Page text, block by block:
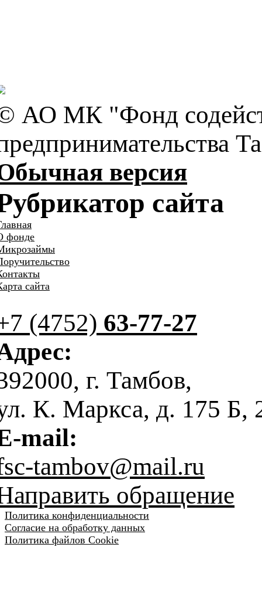
АО МК "Фонд
версия
сайта
фонде
сайта
(4752) 63-77-27
г. Тамбов,
К. Маркса, д. 175 Б,
mail:
tambov@mail.ru
обращение
Политика конфиденциальности
Согласие на обработку данных
Политика файлов Cookie